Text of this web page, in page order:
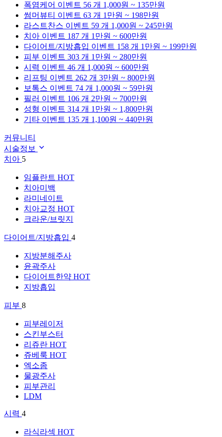
폭염케어 이벤트 56 개 1,000원 ~ 135만원
썸머뷰티 이벤트 63 개 1만원 ~ 198만원
라스트찬스 이벤트 59 개 1,000원 ~ 245만원
치아 이벤트 187 개 1만원 ~ 600만원
다이어트/지방흡입 이벤트 158 개 1만원 ~ 199만원
피부 이벤트 303 개 1만원 ~ 280만원
시력 이벤트 46 개 1,000원 ~ 600만원
리프팅 이벤트 262 개 3만원 ~ 800만원
보톡스 이벤트 74 개 1,000원 ~ 59만원
필러 이벤트 106 개 2만원 ~ 700만원
성형 이벤트 314 개 1만원 ~ 1,800만원
기타 이벤트 135 개 1,100원 ~ 440만원
커뮤니티
시술정보
치아 5
임플란트 HOT
치아미백
라미네이트
치아교정 HOT
크라운/브릿지
다이어트/지방흡입 4
지방분해주사
윤곽주사
다이어트한약 HOT
지방흡입
피부 8
피부레이저
스킨부스터
리쥬란 HOT
쥬베룩 HOT
엑소좀
물광주사
피부관리
LDM
시력 4
라식라섹 HOT